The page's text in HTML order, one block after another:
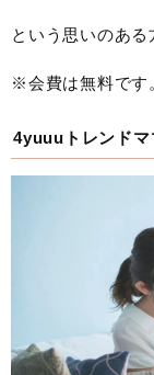
という思いのある
※会費は無料です
4yuuuトレンドマ